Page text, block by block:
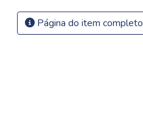
Página do item completo